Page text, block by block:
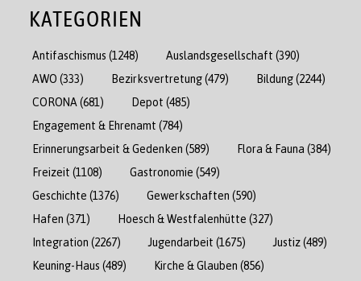
KATEGORIEN
Antifaschismus (1248) Auslandsgesellschaft (390)
AWO (333) Bezirksvertretung(479) Bildung(2244)
CORONA (681) Depot (485)
Engagement & Ehrenamt (784)
Erinnerungsarbeit & Gedenken (589) Flora & Fauna (384)
Freizeit (1108) Gastronomie (549)
Geschichte (1376) Gewerkschaften (590)
Hafen (371) Hoesch & Westfalenhütte (327)
Integration (2267) Jugendarbeit (1675) Justiz(489)
Keuning-Haus (489) Kirche & Glauben (856)